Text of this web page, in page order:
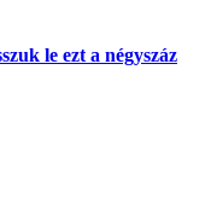
le ezt a négyszáz